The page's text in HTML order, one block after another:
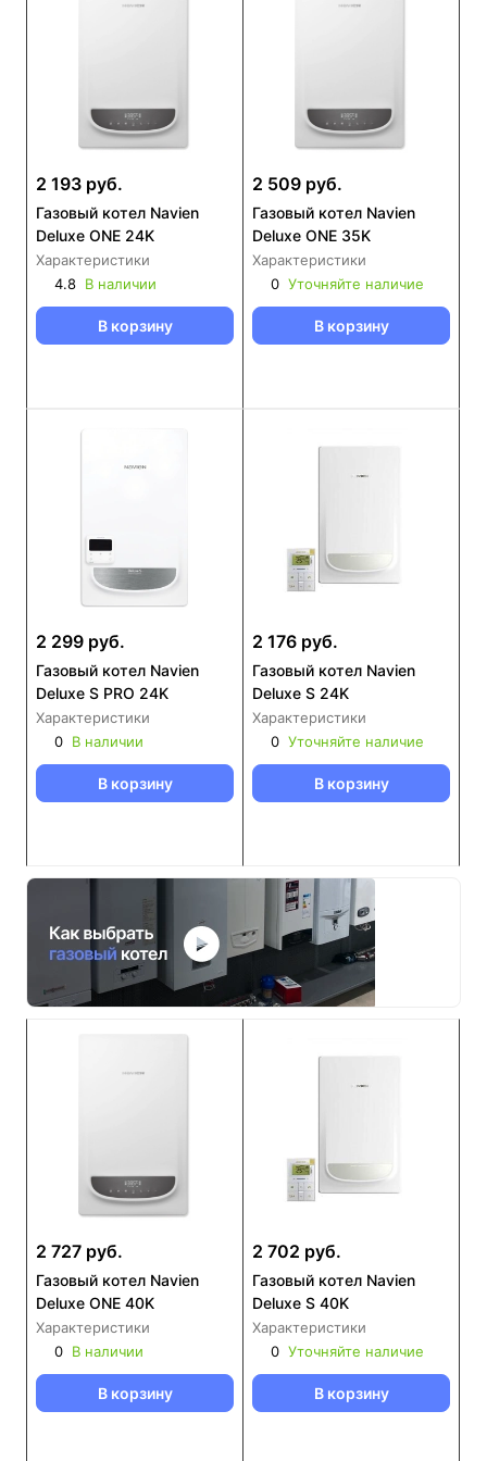
2 193 руб.
Газовый котел Navien
Deluxe ONE 24K
Характеристики
4.8 В наличии
В корзину
2 509 руб.
Газовый котел Navien
Deluxe ONE 35K
Характеристики
0 Уточняйте наличие
В корзину
2 299 руб.
Газовый котел Navien
Deluxe S PRO 24K
Характеристики
0 В наличии
В корзину
2 176 руб.
Газовый котел Navien
Deluxe S 24K
Характеристики
0 Уточняйте наличие
В корзину
2 727 руб.
Газовый котел Navien
Deluxe ONE 40K
Характеристики
0 В наличии
В корзину
2 702 руб.
Газовый котел Navien
Deluxe S 40K
Характеристики
0 Уточняйте наличие
В корзину